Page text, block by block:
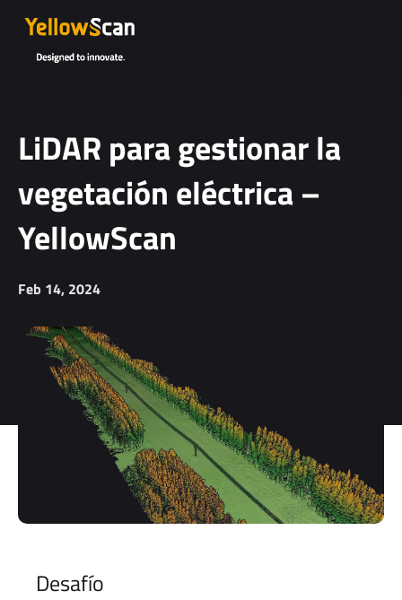
LiDAR para gestionar la
vegetación eléctrica –
YellowScan
Feb 14, 2024
Desafío
Project
I agree to
receive
YellowScan's
newsletter.
I agree to the
storage and
processing
You can
For more